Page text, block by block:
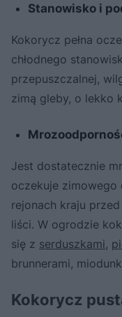
Stanowisko i
Kokorycz pełna
chłodnego
przepuszczalnej,
zimą gleby, o lekko
Jest dostatecznie
oczekuje zimowego
rejonach kraju
liści. W ogrodzie
się z serduszkami,
brunnerami,
Kokorycz